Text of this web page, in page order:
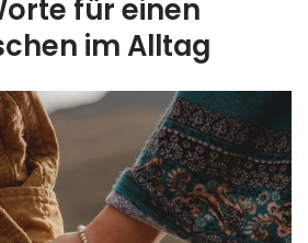
für einen
im Alltag